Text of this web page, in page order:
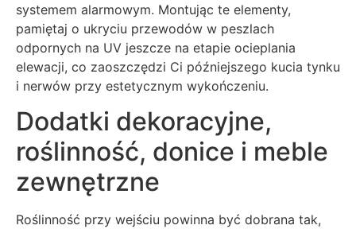
systemem alarmowym. Montując te elementy,
pamiętaj o ukryciu przewodów w peszlach
odpornych na UV jeszcze na etapie ocieplania
elewacji, co zaoszczędzi Ci późniejszego kucia tynku
i nerwów przy estetycznym wykończeniu.
Dodatki dekoracyjne,
roślinność, donice i meble
zewnętrzne
Roślinność przy wejściu powinna być dobrana tak,